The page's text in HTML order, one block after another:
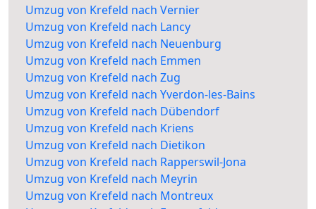
Umzug von Krefeld nach Vernier
Umzug von Krefeld nach Lancy
Umzug von Krefeld nach Neuenburg
Umzug von Krefeld nach Emmen
Umzug von Krefeld nach Zug
Umzug von Krefeld nach Yverdon-les-Bains
Umzug von Krefeld nach Dübendorf
Umzug von Krefeld nach Kriens
Umzug von Krefeld nach Dietikon
Umzug von Krefeld nach Rapperswil-Jona
Umzug von Krefeld nach Meyrin
Umzug von Krefeld nach Montreux